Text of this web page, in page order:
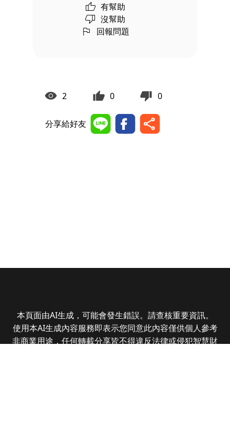
有幫助
沒幫助
回報問題
2 0 0
分享給好友
本頁面由AI生成，可能會發生錯誤。請查核重要資訊。
使用本AI生成內容服務即表示您同意此內容僅供個人參考
非商業用途，任何轉載分享皆不得違反法律或侵犯智慧財